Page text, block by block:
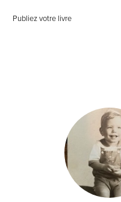
Publiez votre livre